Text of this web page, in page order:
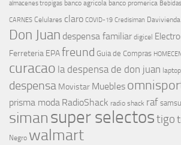
almacenes tropigas banco agricola banco promerica Bebidas
CARNES Celulares claro COVID-19 Credisiman Davivienda
Don Juan despensa familiar digicel
Ferreteria EPAfreund Guia de Compras
curacao la despensa de don juan
despensa Movistar Muebles
prisma moda RadioShack radio shack raf
simansuper selectostigo
Negro walmart